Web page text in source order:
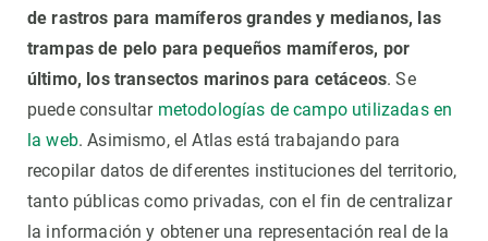
de rastros para mamíferos grandes y medianos, las
trampas de pelo para pequeños mamíferos, por
último, los transectos marinos para cetáceos. Se
puede consultar metodologías de campo utilizadas en
la web. Asimismo, el Atlas está trabajando para
recopilar datos de diferentes instituciones del territorio,
tanto públicas como privadas, con el fin de centralizar
la información y obtener una representación real de la